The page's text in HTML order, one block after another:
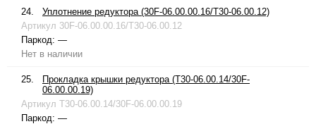
24.
Уплотнение редуктора (30F-06.00.00.16/T30-06.00.12)
Артикул 30F-06.00.00.16/T30-06.00.12
Паркод: —
Нет в наличии
25.
Прокладка крышки редуктора (T30-06.00.14/30F-
06.00.00.19)
Артикул T30-06.00.14/30F-06.00.00.19
Паркод: —